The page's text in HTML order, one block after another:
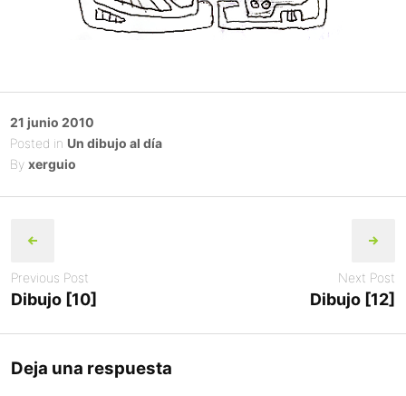
Posted
on
21 junio 2010
Posted in Un dibujo al día
By xerguio
navigation
Previous Post
Dibujo [10]
Next Post
Dibujo [12]
Deja una respuesta